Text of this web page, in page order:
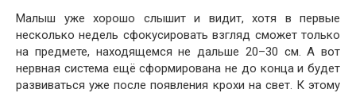
Малыш уже хорошо слышит и видит, хотя в первые
несколько недель сфокусировать взгляд сможет только
на предмете, находящемся не дальше 20–30 см. А вот
нервная система ещё сформирована не до конца и будет
развиваться уже после появления крохи на свет. К этому